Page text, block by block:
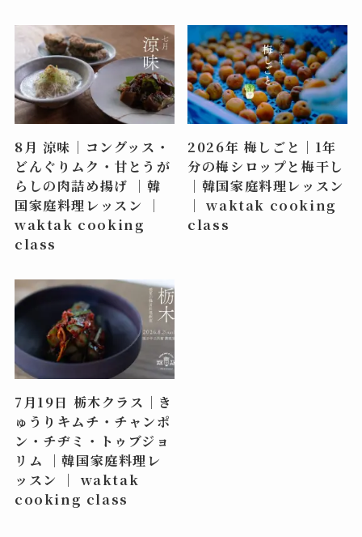
8月 涼味｜コングッス・
どんぐりムク・甘とうが
らしの肉詰め揚げ ｜韓
国家庭料理レッスン ｜
waktak cooking
class
2026年 梅しごと｜1年
分の梅シロップと梅干し
｜韓国家庭料理レッスン
｜ waktak cooking
class
7月19日 栃木クラス｜き
ゅうりキムチ・チャンポ
ン・チヂミ・トゥブジョ
リム ｜韓国家庭料理レ
ッスン ｜ waktak
cooking class